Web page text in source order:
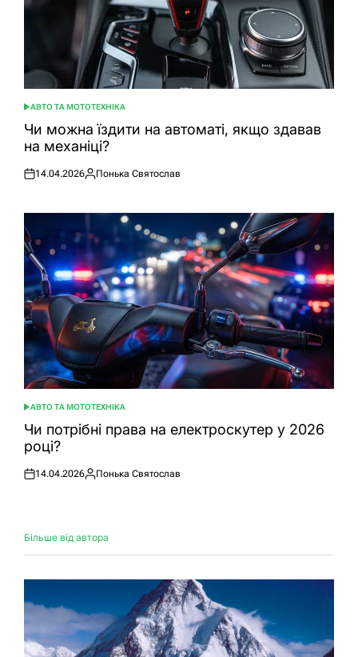
ОПУБЛІКУВАТИ
У
АВТО ТА МОТОТЕХНІКА
Чи можна їздити на автоматі, якщо здавав
на механіці?
Оприлюднено
14.04.2026
Опубліковано
Понька Святослав
ОПУБЛІКУВАТИ
У
АВТО ТА МОТОТЕХНІКА
Чи потрібні права на електроскутер у 2026
році?
Оприлюднено
14.04.2026
Опубліковано
Понька Святослав
Більше від автора